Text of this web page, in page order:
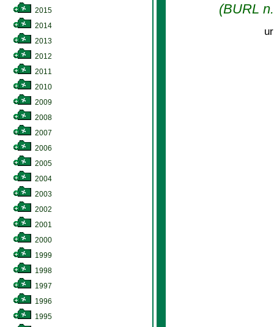
2015
2014
2013
2012
2011
2010
2009
2008
2007
2006
2005
2004
2003
2002
2001
2000
1999
1998
1997
1996
1995
(BURL